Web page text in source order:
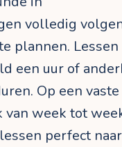
volledig
plannen.
een uur of
Op een
van week tot
perfect